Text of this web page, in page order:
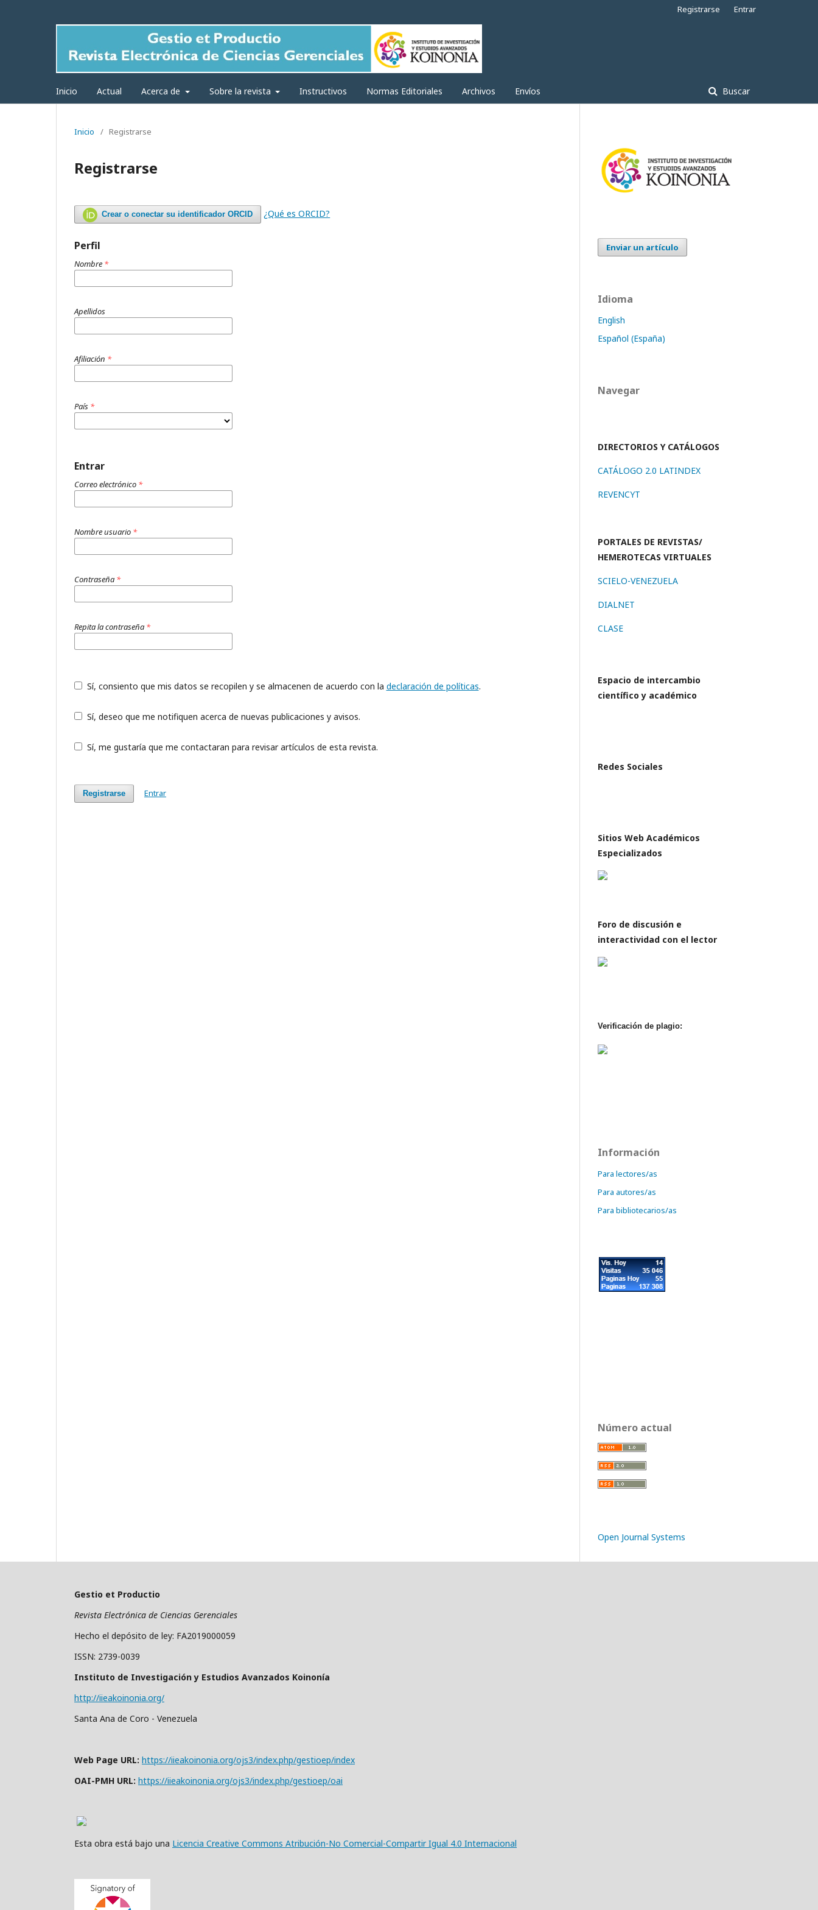
Inicio Actual Acerca de Sobre la revista Instructivos Normas Editoriales Archivos Envíos Buscar
Registrarse Entrar
Inicio / Registrarse
Registrarse
Crear o conectar su identificador ORCID ¿Qué es ORCID?
Perfil
Nombre *
Apellidos
Afiliación *
País *
Entrar
Correo electrónico *
Nombre usuario *
Contraseña *
Repita la contraseña *
Sí, consiento que mis datos se recopilen y se almacenen de acuerdo con la declaración de políticas.
Sí, deseo que me notifiquen acerca de nuevas publicaciones y avisos.
Sí, me gustaría que me contactaran para revisar artículos de esta revista.
Registrarse Entrar
Enviar un artículo
Idioma
English
Español (España)
Navegar
DIRECTORIOS Y CATÁLOGOS
CATÁLOGO 2.0 LATINDEX
REVENCYT
PORTALES DE REVISTAS/
HEMEROTECAS VIRTUALES
SCIELO-VENEZUELA
DIALNET
CLASE
Espacio de intercambio
científico y académico
Redes Sociales
Sitios Web Académicos
Especializados
Foro de discusión e
interactividad con el lector
Verificación de plagio:
Información
Para lectores/as
Para autores/as
Para bibliotecarios/as
Número actual
Open Journal Systems
Gestio et Productio
Revista Electrónica de Ciencias Gerenciales
Hecho el depósito de ley: FA2019000059
ISSN: 2739-0039
Instituto de Investigación y Estudios Avanzados Koinonía
http://iieakoinonia.org/
Santa Ana de Coro - Venezuela
Web Page URL: https://iieakoinonia.org/ojs3/index.php/gestioep/index
OAI-PMH URL: https://iieakoinonia.org/ojs3/index.php/gestioep/oai
Esta obra está bajo una Licencia Creative Commons Atribución-No Comercial-Compartir Igual 4.0 Internacional